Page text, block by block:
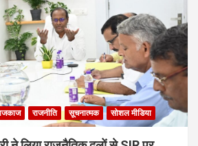
राजनीति सूचनात्मक सोशल मीडिया